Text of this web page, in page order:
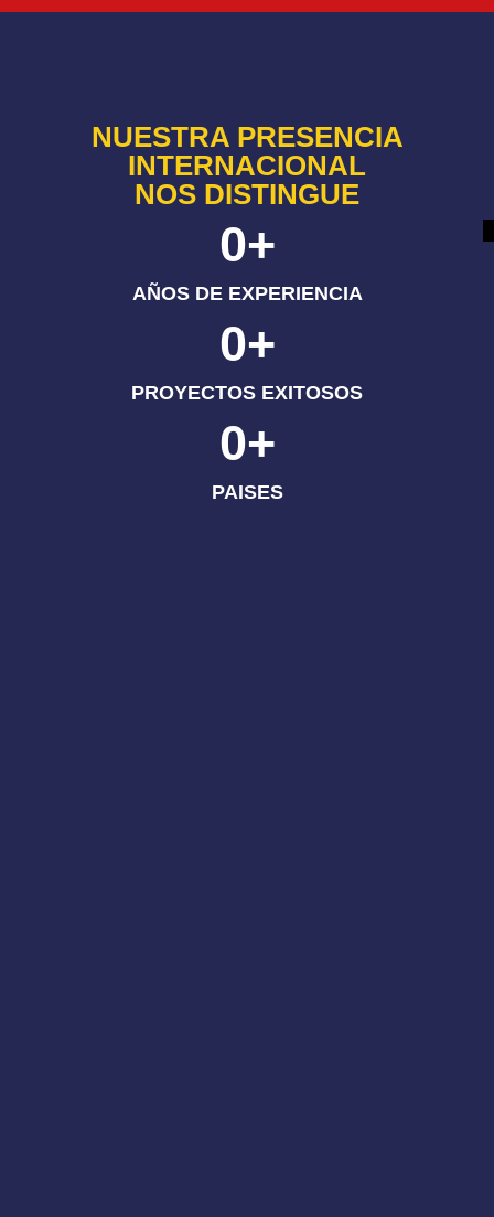
NUESTRA PRESENCIA
INTERNACIONAL
NOS DISTINGUE
AÑOS DE EXPERIENCIA
0+
PROYECTOS EXITOSOS
0+
PAISES
0+